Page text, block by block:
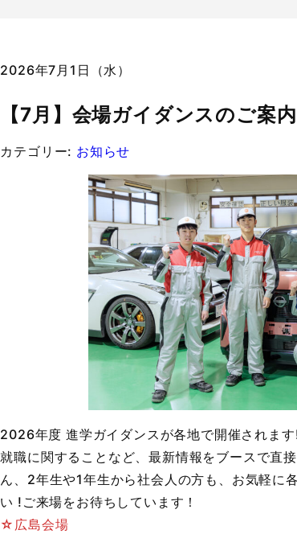
2026年7月1日（水）
【7月】会場ガイダンスのご案内
カテゴリー: お知らせ
2026年度 進学ガイダンスが各地で開催されま
就職に関することなど、最新情報をブースで直
ん、2年生や1年生から社会人の方も、お気軽に
い !ご来場をお待ちしています！
☆広島会場